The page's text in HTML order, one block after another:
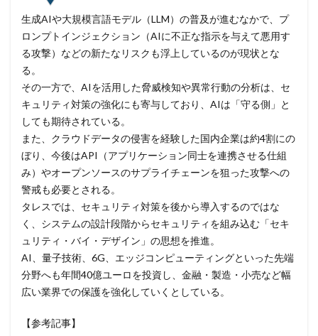
やってはいけない
ユーザー
ユーザー情報
ユーロフィン
ゆうちょ
ゆうちょ銀行 ユニクロ
ライセンス
ランキング
ランサム
ランサムウェア
ランサムウェア. Windows
ランサムウェア対策
ランサムウェア被害
ランダムサブドメイン攻撃
リアルタイム
リクエスト リコー
リスク
リスト型攻撃
リップル
リテラシー
リバースヴィッシング
リモートコントロール
リモートワーク
リモートワークセミナー
リモートワークセミナー.テレワーク
リンク
ルーター
レシートジェネレーター
ローソン
ワークスタイルテック
生成AIや大規模言語モデル（LLM）の普及が進むなかで、プ
ロンプトインジェクション（AIに不正な指示を与えて悪用す
る攻撃）などの新たなリスクも浮上しているのが現状とな
る。
その一方で、AIを活用した脅威検知や異常行動の分析は、セ
キュリティ対策の強化にも寄与しており、AIは「守る側」と
しても期待されている。
また、クラウドデータの侵害を経験した国内企業は約4割にの
ぼり、今後はAPI（アプリケーション同士を連携させる仕組
み）やオープンソースのサプライチェーンを狙った攻撃への
警戒も必要とされる。
タレスでは、セキュリティ対策を後から導入するのではな
く、システムの設計段階からセキュリティを組み込む「セキ
ュリティ・バイ・デザイン」の思想を推進。
AI、量子技術、6G、エッジコンピューティングといった先端
分野へも年間40億ユーロを投資し、金融・製造・小売など幅
広い業界での保護を強化していくとしている。
【参考記事】